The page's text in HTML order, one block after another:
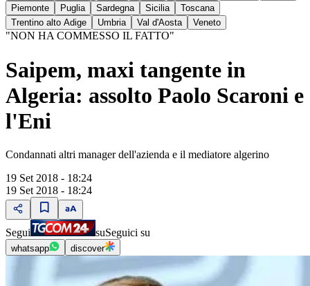
Piemonte
Puglia Sardegna Sicilia
Toscana
Trentino alto Adige
Umbria Val d'Aosta Veneto
"NON HA COMMESSO IL FATTO"
Saipem, maxi tangente in
Algeria: assolto Paolo Scaroni e
l'Eni
Condannati altri manager dell'azienda e il mediatore algerino
19 Set 2018 - 18:24
19 Set 2018 - 18:24
Segui suSeguici su
whatsapp discover